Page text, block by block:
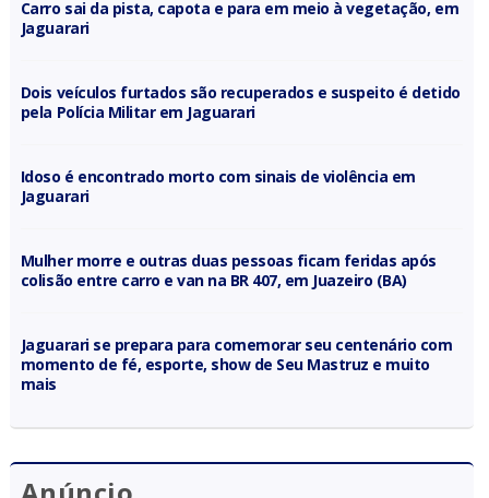
Carro sai da pista, capota e para em meio à vegetação, em
Jaguarari
Dois veículos furtados são recuperados e suspeito é detido
pela Polícia Militar em Jaguarari
Idoso é encontrado morto com sinais de violência em
Jaguarari
Mulher morre e outras duas pessoas ficam feridas após
colisão entre carro e van na BR 407, em Juazeiro (BA)
Jaguarari se prepara para comemorar seu centenário com
momento de fé, esporte, show de Seu Mastruz e muito
mais